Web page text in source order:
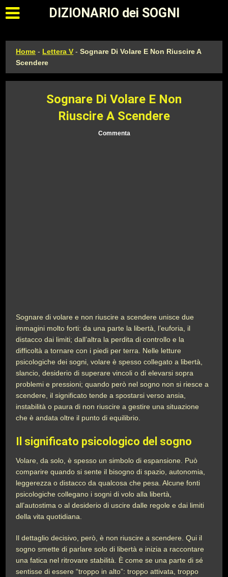
Apri il menu principale
DIZIONARIO dei SOGNI
Home - Lettera V -Sognare Di Volare E Non Riuscire A
Scendere
Sognare Di Volare E Non
Riuscire A Scendere
Commenta
Sognare di volare e non riuscire a scendere unisce due
immagini molto forti: da una parte la libertà, l’euforia, il
distacco dai limiti; dall’altra la perdita di controllo e la
difficoltà a tornare con i piedi per terra. Nelle letture
psicologiche dei sogni, volare è spesso collegato a libertà,
slancio, desiderio di superare vincoli o di elevarsi sopra
problemi e pressioni; quando però nel sogno non si riesce a
scendere, il significato tende a spostarsi verso ansia,
instabilità o paura di non riuscire a gestire una situazione
che è andata oltre il punto di equilibrio.
Il significato psicologico del sogno
Volare, da solo, è spesso un simbolo di espansione. Può
comparire quando si sente il bisogno di spazio, autonomia,
leggerezza o distacco da qualcosa che pesa. Alcune fonti
psicologiche collegano i sogni di volo alla libertà,
all’autostima o al desiderio di uscire dalle regole e dai limiti
della vita quotidiana.
Il dettaglio decisivo, però, è non riuscire a scendere. Qui il
sogno smette di parlare solo di libertà e inizia a raccontare
una fatica nel ritrovare stabilità. È come se una parte di sé
sentisse di essere “troppo in alto”: troppo attivata, troppo